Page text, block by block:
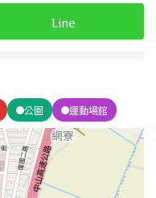
11~20樓
樓
Line
公園 運動場館